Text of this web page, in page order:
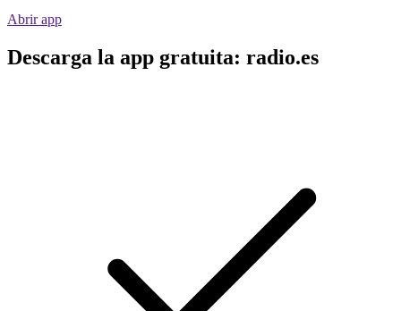
Abrir app
Descarga la app gratuita: radio.es